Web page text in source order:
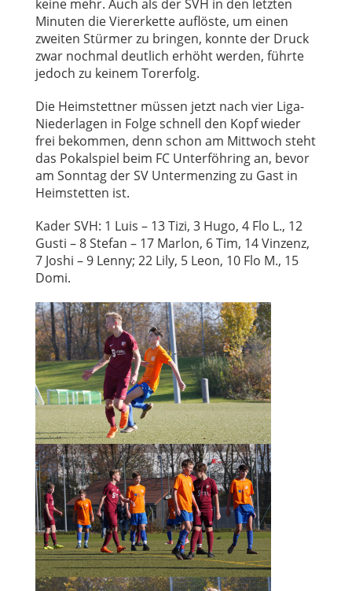
keine mehr. Auch als der SVH in den letzten
Minuten die Viererkette auflöste, um einen
zweiten Stürmer zu bringen, konnte der Druck
zwar nochmal deutlich erhöht werden, führte
jedoch zu keinem Torerfolg.
Die Heimstettner müssen jetzt nach vier Liga-
Niederlagen in Folge schnell den Kopf wieder
frei bekommen, denn schon am Mittwoch steht
das Pokalspiel beim FC Unterföhring an, bevor
am Sonntag der SV Untermenzing zu Gast in
Heimstetten ist.
Kader SVH: 1 Luis – 13 Tizi, 3 Hugo, 4 Flo L., 12
Gusti – 8 Stefan – 17 Marlon, 6 Tim, 14 Vinzenz,
7 Joshi – 9 Lenny; 22 Lily, 5 Leon, 10 Flo M., 15
Domi.